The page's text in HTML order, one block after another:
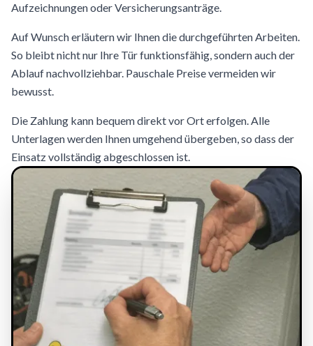
Aufzeichnungen oder Versicherungsanträge.
Auf Wunsch erläutern wir Ihnen die durchgeführten Arbeiten.
So bleibt nicht nur Ihre Tür funktionsfähig, sondern auch der
Ablauf nachvollziehbar. Pauschale Preise vermeiden wir
bewusst.
Die Zahlung kann bequem direkt vor Ort erfolgen. Alle
Unterlagen werden Ihnen umgehend übergeben, so dass der
Einsatz vollständig abgeschlossen ist.